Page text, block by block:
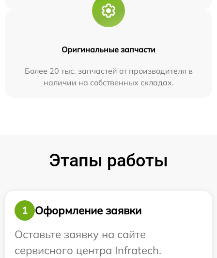
Оригинальные запчасти
Более 20 тыс. запчастей от производителя в
наличии на собственных складах.
Этапы работы
1
Оформление заявки
Оставьте заявку на сайте
сервисного центра Infratech.